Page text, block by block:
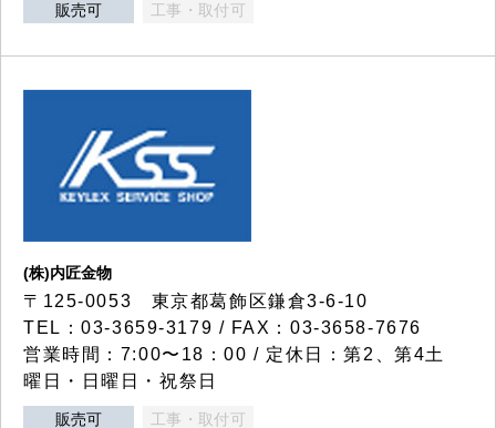
販売可 工事・取付可
(株)内匠金物
〒125-0053 東京都葛飾区鎌倉3-6-10
TEL：03-3659-3179 / FAX：03-3658-7676
営業時間：7:00〜18：00 / 定休日：第2、第4土
曜日・日曜日・祝祭日
販売可 工事・取付可